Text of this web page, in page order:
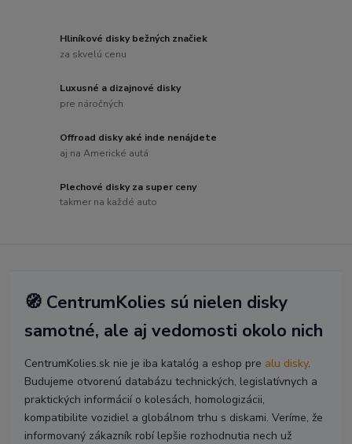
Hliníkové disky bežných značiek
za skvelú cenu
Luxusné a dizajnové disky
pre náročných
Offroad disky aké inde nenájdete
aj na Americké autá
Plechové disky za super ceny
takmer na každé auto
🧭 CentrumKolies sú nielen disky
samotné, ale aj vedomosti okolo nich
CentrumKolies.sk nie je iba katalóg a eshop pre alu disky.
Budujeme otvorenú databázu technických, legislatívnych a
praktických informácií o kolesách, homologizácii,
kompatibilite vozidiel a globálnom trhu s diskami. Veríme, že
informovaný zákazník robí lepšie rozhodnutia nech už